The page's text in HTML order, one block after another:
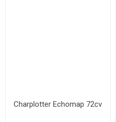
Charplotter Echomap 72cv